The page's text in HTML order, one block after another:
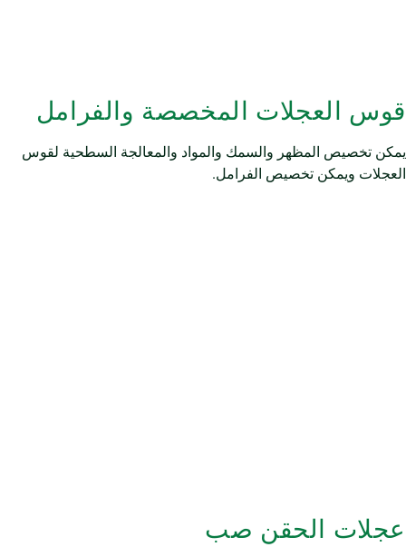
قوس العجلات المخصصة والفرامل
يمكن تخصيص المظهر والسمك والمواد والمعالجة السطحية لقوس
العجلات ويمكن تخصيص الفرامل.
عجلات الحقن صب